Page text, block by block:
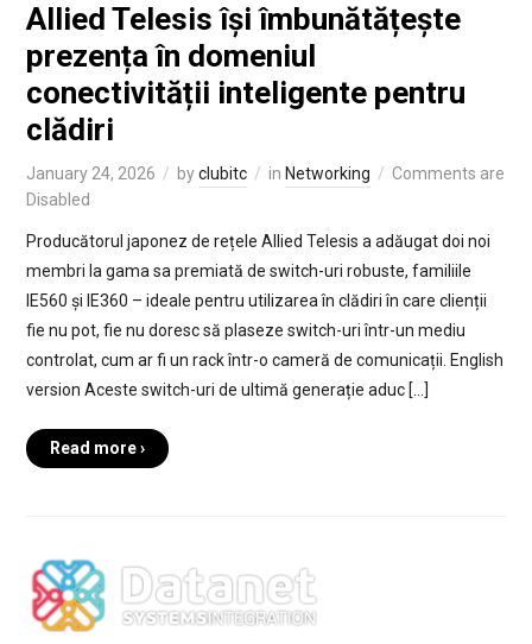
Allied Telesis își îmbunătățește
prezența în domeniul
conectivității inteligente pentru
clădiri
January 24, 2026 byclubitc in Networking
Comments are
Disabled
Producătorul japonez de rețele Allied Telesis a adăugat doi noi
membri la gama sa premiată de switch-uri robuste, familiile
IE560 și IE360 – ideale pentru utilizarea în clădiri în care clienții
fie nu pot, fie nu doresc să plaseze switch-uri într-un mediu
controlat, cum ar fi un rack într-o cameră de comunicații. English
version Aceste switch-uri de ultimă generație aduc […]
Read more ›